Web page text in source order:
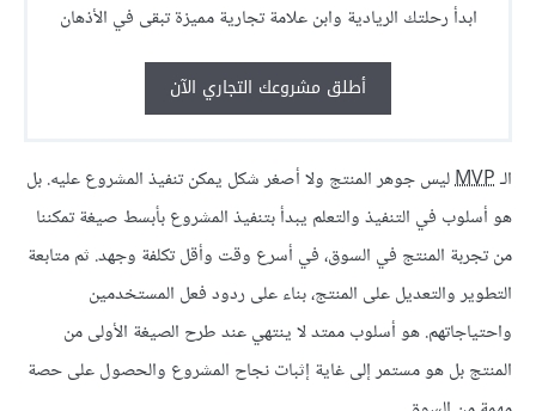
ابدأ رحلتك الريادية وابن علامة تجارية مميزة تبقى في الأذهان
أطلق مشروعك التجاري الآن
الـMVPليس جوهر المنتج ولا أصغر شكل يمكن تنفيذ المشروع عليه. بل
هو أسلوب في التنفيذ والتعلم يبدأ بتنفيذ المشروع بأبسط صيغة تمكننا
من تجربة المنتج في السوق، في أسرع وقت وأقل تكلفة وجهد. ثم متابعة
التطوير والتعديل على المنتج، بناء على ردود فعل المستخدمين
واحتياجاتهم. هو أسلوب ممتد لا ينتهي عند طرح الصيغة الأولى من
المنتج بل هو مستمر إلى غاية إثبات نجاح المشروع والحصول على حصة